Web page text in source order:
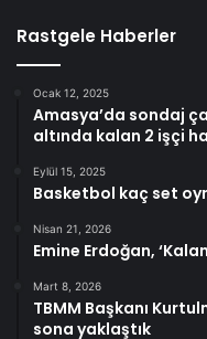
Rastgele Haberler
Ocak 12, 2025
Amasya’da sondaj
altında kalan 2 işçi
Eylül 15, 2025
Basketbol kaç set
Nisan 21, 2026
Emine Erdoğan,
Mart 8, 2026
TBMM Başkanı
sona yaklaştık